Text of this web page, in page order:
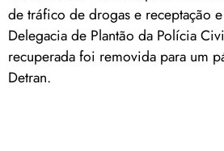
de tráfico de drogas e receptação
Delegacia de Plantão da Polícia
recuperada foi removida para um
Detran.